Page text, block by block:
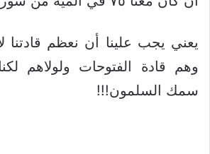
يعني يجب علينا أن نعظم قادتنا
وهم قادة الفتوحات ولولاهم
سمك السلمون!!!